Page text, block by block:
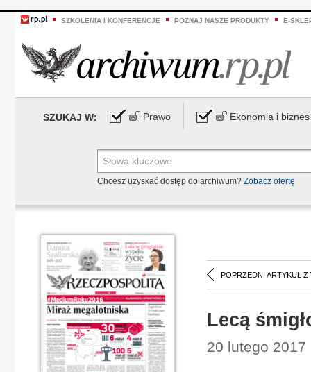
SZKOLENIA I KONFERENCJE POZNAJ NASZE PRODUKTY E-
SZUKAJ W: Prawo Ekonomia i biznes
Chcesz uzyskać dostęp do archiwum? Zobacz ofertę
POPRZEDNI ARTYKUŁ Z
Lecą
20 lutego 2017